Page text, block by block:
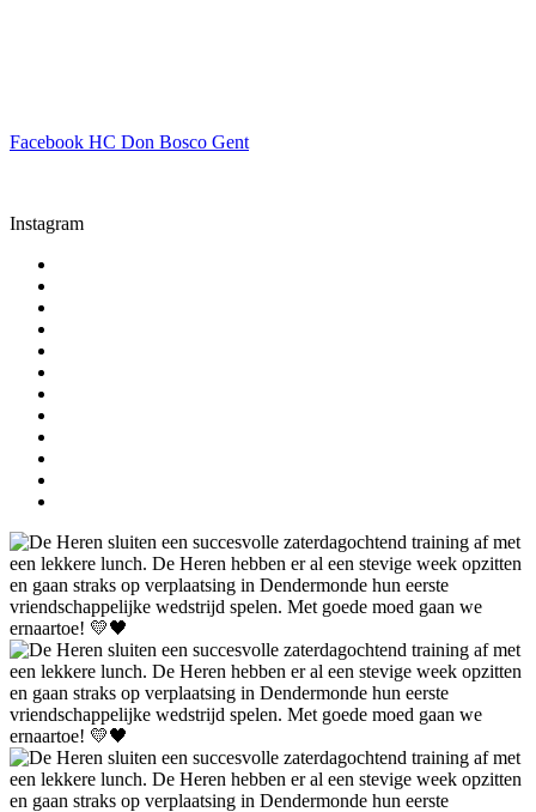
Facebook HC Don Bosco Gent
Instagram